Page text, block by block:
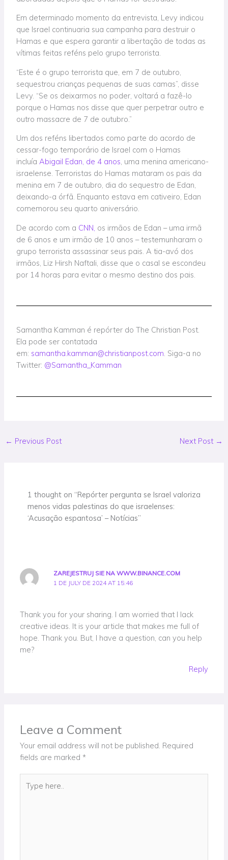
Em determinado momento da entrevista, Levy indicou
que Israel continuaria sua campanha para destruir o
Hamas e que espera garantir a libertação de todas as
vítimas feitas reféns pelo grupo terrorista.
“Este é o grupo terrorista que, em 7 de outubro,
sequestrou crianças pequenas de suas camas”, disse
Levy. “Se os deixarmos no poder, voltará a fazê-lo
porque o Hamas nos disse que quer perpetrar outro e
outro massacre de 7 de outubro.”
Um dos reféns libertados como parte do acordo de
cessar-fogo temporário de Israel com o Hamas
incluíaAbigail Edan, de 4 anos, uma menina americano-
israelense. Terroristas do Hamas mataram os pais da
menina em 7 de outubro, dia do sequestro de Edan,
deixando-a órfã. Enquanto estava em cativeiro, Edan
comemorou seu quarto aniversário.
De acordo com a CNN, os irmãos de Edan – uma irmã
de 6 anos e um irmão de 10 anos – testemunharam o
grupo terrorista assassinar seus pais. A tia-avó dos
irmãos, Liz Hirsh Naftali, disse que o casal se escondeu
por 14 horas para evitar o mesmo destino dos pais.
Samantha Kamman é repórter do The Christian Post.
Ela pode ser contatada
em: samantha.kamman@christianpost.com. Siga-a no
Twitter: @Samantha_Kamman
← Previous Post Next Post →
1 thought on “Repórter pergunta se Israel valoriza
menos vidas palestinas do que israelenses:
‘Acusação espantosa’ – Notícias”
ZAREJESTRUJ SIE NA WWW.BINANCE.COM
1 DE JULY DE 2024 AT 15:46
Thank you for your sharing. I am worried that I lack
creative ideas. It is your article that makes me full of
hope. Thank you. But, I have a question, can you help
me?
Reply
Leave a Comment
Your email address will not be published. Required
fields are marked *
here..